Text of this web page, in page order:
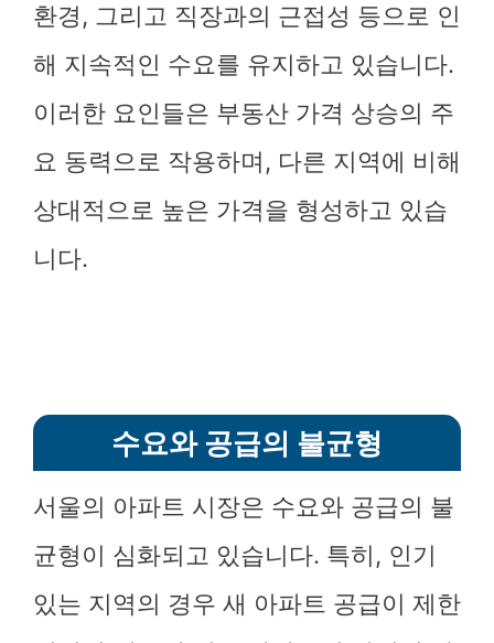
환경, 그리고 직장과의 근접성 등으로 인
해 지속적인 수요를 유지하고 있습니다.
이러한 요인들은 부동산 가격 상승의 주
요 동력으로 작용하며, 다른 지역에 비해
상대적으로 높은 가격을 형성하고 있습
니다.
수요와 공급의 불균형
서울의 아파트 시장은 수요와 공급의 불
균형이 심화되고 있습니다. 특히, 인기
있는 지역의 경우 새 아파트 공급이 제한